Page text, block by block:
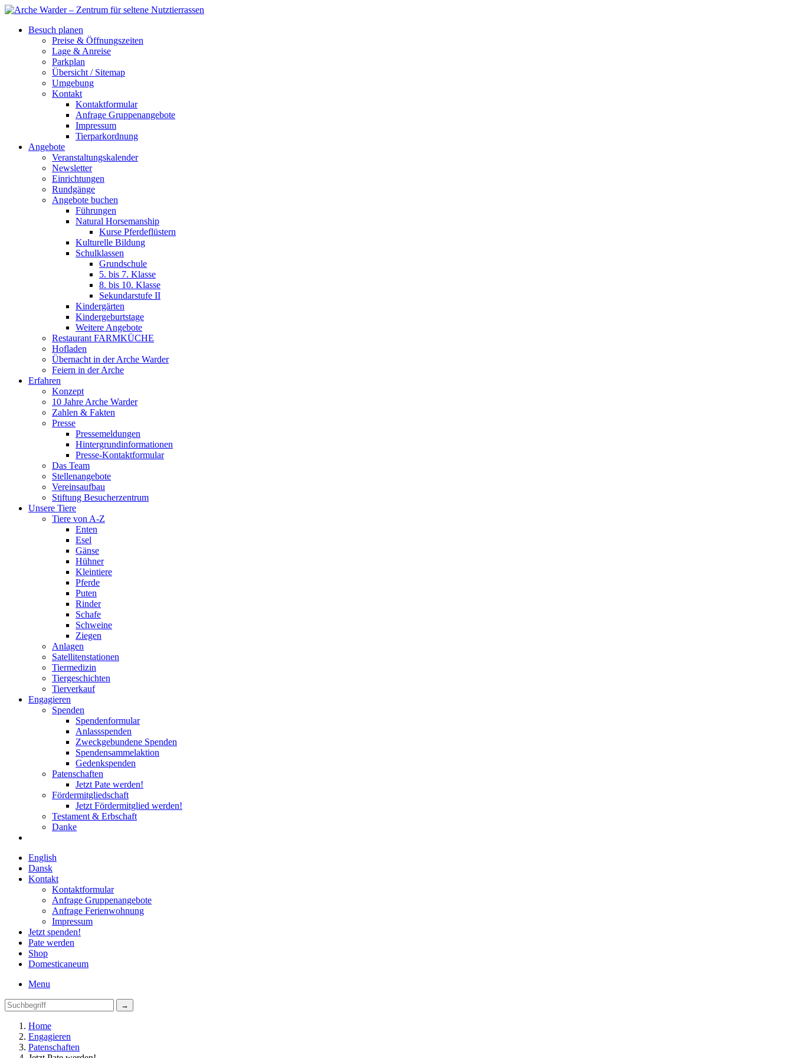
Besuch planen
Preise & Öffnungszeiten
Lage & Anreise
Parkplan
Übersicht / Sitemap
Umgebung
Kontakt
Kontaktformular
Anfrage Gruppenangebote
Impressum
Tierparkordnung
Angebote
Veranstaltungskalender
Newsletter
Einrichtungen
Rundgänge
Angebote buchen
Führungen
Natural Horsemanship
Kurse Pferdeflüstern
Kulturelle Bildung
Schulklassen
Grundschule
5. bis 7. Klasse
8. bis 10. Klasse
Sekundarstufe II
Kindergärten
Kindergeburtstage
Weitere Angebote
Restaurant FARMKÜCHE
Hofladen
Übernacht in der Arche Warder
Feiern in der Arche
Erfahren
Konzept
10 Jahre Arche Warder
Zahlen & Fakten
Presse
Pressemeldungen
Hintergrundinformationen
Presse-Kontaktformular
Das Team
Stellenangebote
Vereinsaufbau
Stiftung Besucherzentrum
Unsere Tiere
Tiere von A-Z
Enten
Esel
Gänse
Hühner
Kleintiere
Pferde
Puten
Rinder
Schafe
Schweine
Ziegen
Anlagen
Satellitenstationen
Tiermedizin
Tiergeschichten
Tierverkauf
Engagieren
Spenden
Spendenformular
Anlassspenden
Zweckgebundene Spenden
Spendensammelaktion
Gedenkspenden
Patenschaften
Jetzt Pate werden!
Fördermitgliedschaft
Jetzt Fördermitglied werden!
Testament & Erbschaft
Danke
English
Dansk
Kontakt
Kontaktformular
Anfrage Gruppenangebote
Anfrage Ferienwohnung
Impressum
Jetzt spenden!
Pate werden
Shop
Domesticaneum
Menu
Home
Engagieren
Patenschaften